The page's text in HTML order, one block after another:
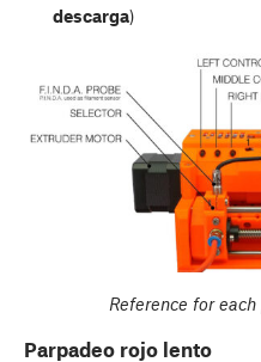
descarga)
Reference for
Parpadeo rojo lento